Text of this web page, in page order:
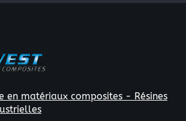
en matériaux composites - Résines